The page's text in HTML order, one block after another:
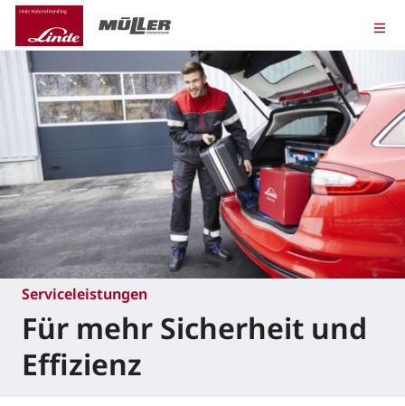
Serviceleistungen
Für mehr Sicherheit und
Effizienz